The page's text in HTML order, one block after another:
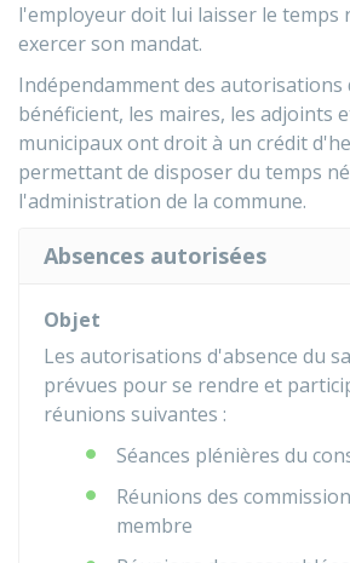
l'employeur doit lui laisser le temps
exercer son mandat.
Indépendamment des autorisations
bénéficient, les maires, les adjoints
municipaux ont droit à un crédit
permettant de disposer du temps
l'administration de la commune.
Absences autorisées
Objet
Les autorisations d'absence du
prévues pour se rendre et
réunions suivantes :
Séances plénières du
Réunions des
membre